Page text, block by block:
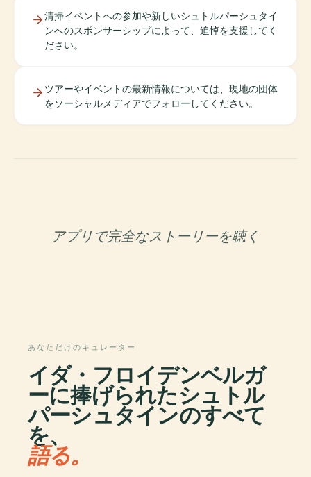
清掃イベントへの参加や新しいシュトルパーシュタイ
ンへのスポンサーシップによって、追悼を支援してく
ださい。
ツアーやイベントの最新情報については、現地の団体
をソーシャルメディアでフォローしてください。
アプリで完全なストーリーを聴く
あなただけのキュレーター
イダ・フロイデンベルガ
ーに捧げられたシュトル
パーシュタインのすべて
を、
語る。